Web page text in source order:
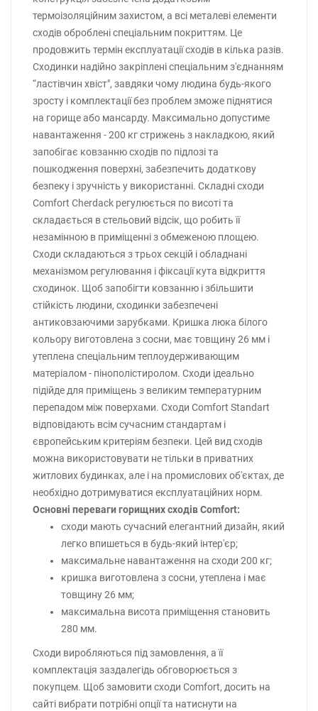
термоізоляційним захистом, а всі металеві елементи
сходів оброблені спеціальним покриттям. Це
продовжить термін експлуатації сходів в кілька разів.
Сходинки надійно закріплені спеціальним з'єднанням
“ластівчин хвіст", завдяки чому людина будь-якого
зросту і комплектації без проблем зможе піднятися
на горище або мансарду. Максимально допустиме
навантаження - 200 кг стрижень з накладкою, який
запобігає ковзанню сходів по підлозі та
пошкодження поверхні, забезпечить додаткову
безпеку і зручність у використанні. Складні сходи
Comfort Cherdack регулюється по висоті та
складається в стельовий відсік, що робить її
незамінною в приміщенні з обмеженою площею.
Сходи складаються з трьох секцій і обладнані
механізмом регулювання і фіксації кута відкриття
сходинок. Щоб запобігти ковзанню і збільшити
стійкість людини, сходинки забезпечені
антиковзаючими зарубками. Кришка люка білого
кольору виготовлена з сосни, має товщину 26 мм і
утеплена спеціальним теплоудерживающим
матеріалом - пінополістиролом. Сходи ідеально
підійде для приміщень з великим температурним
перепадом між поверхами. Сходи Comfort Standart
відповідають всім сучасним стандартам і
європейським критеріям безпеки. Цей вид сходів
можна використовувати не тільки в приватних
житлових будинках, але і на промислових об'єктах, де
необхідно дотримуватися експлуатаційних норм.
Основні переваги горищних сходів Comfort:
сходи мають сучасний елегантний дизайн, який
легко впишеться в будь-який інтер'єр;
максимальне навантаження на сходи 200 кг;
кришка виготовлена з сосни, утеплена і має
товщину 26 мм;
максимальна висота приміщення становить
280 мм.
Сходи виробляються під замовлення, а її
комплектація заздалегідь обговорюється з
покупцем. Щоб замовити сходи Comfort, досить на
сайті вибрати потрібні опції та натиснути на